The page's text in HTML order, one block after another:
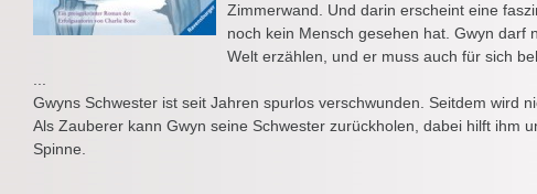
Zimmerwand. Und darin erscheint eine
noch kein Mensch gesehen hat. Gwyn darf
Welt erzählen, und er muss auch für sich
Gwyns Schwester ist seit Jahren spurlos verschwunden. Seitdem wird
Als Zauberer kann Gwyn seine Schwester zurückholen, dabei hilft ihm
Spinne.